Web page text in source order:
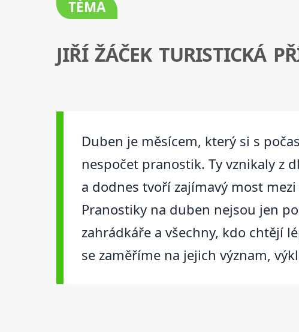
TÉMA
JIŘÍ ŽÁČEK TURISTICKÁ
Duben je měsícem, který si s
nespočet pranostik. Ty vznikaly z
a dodnes tvoří zajímavý most
Pranostiky na duben nejsou jen
zahrádkáře a všechny, kdo chtějí
se zaměříme na jejich význam,